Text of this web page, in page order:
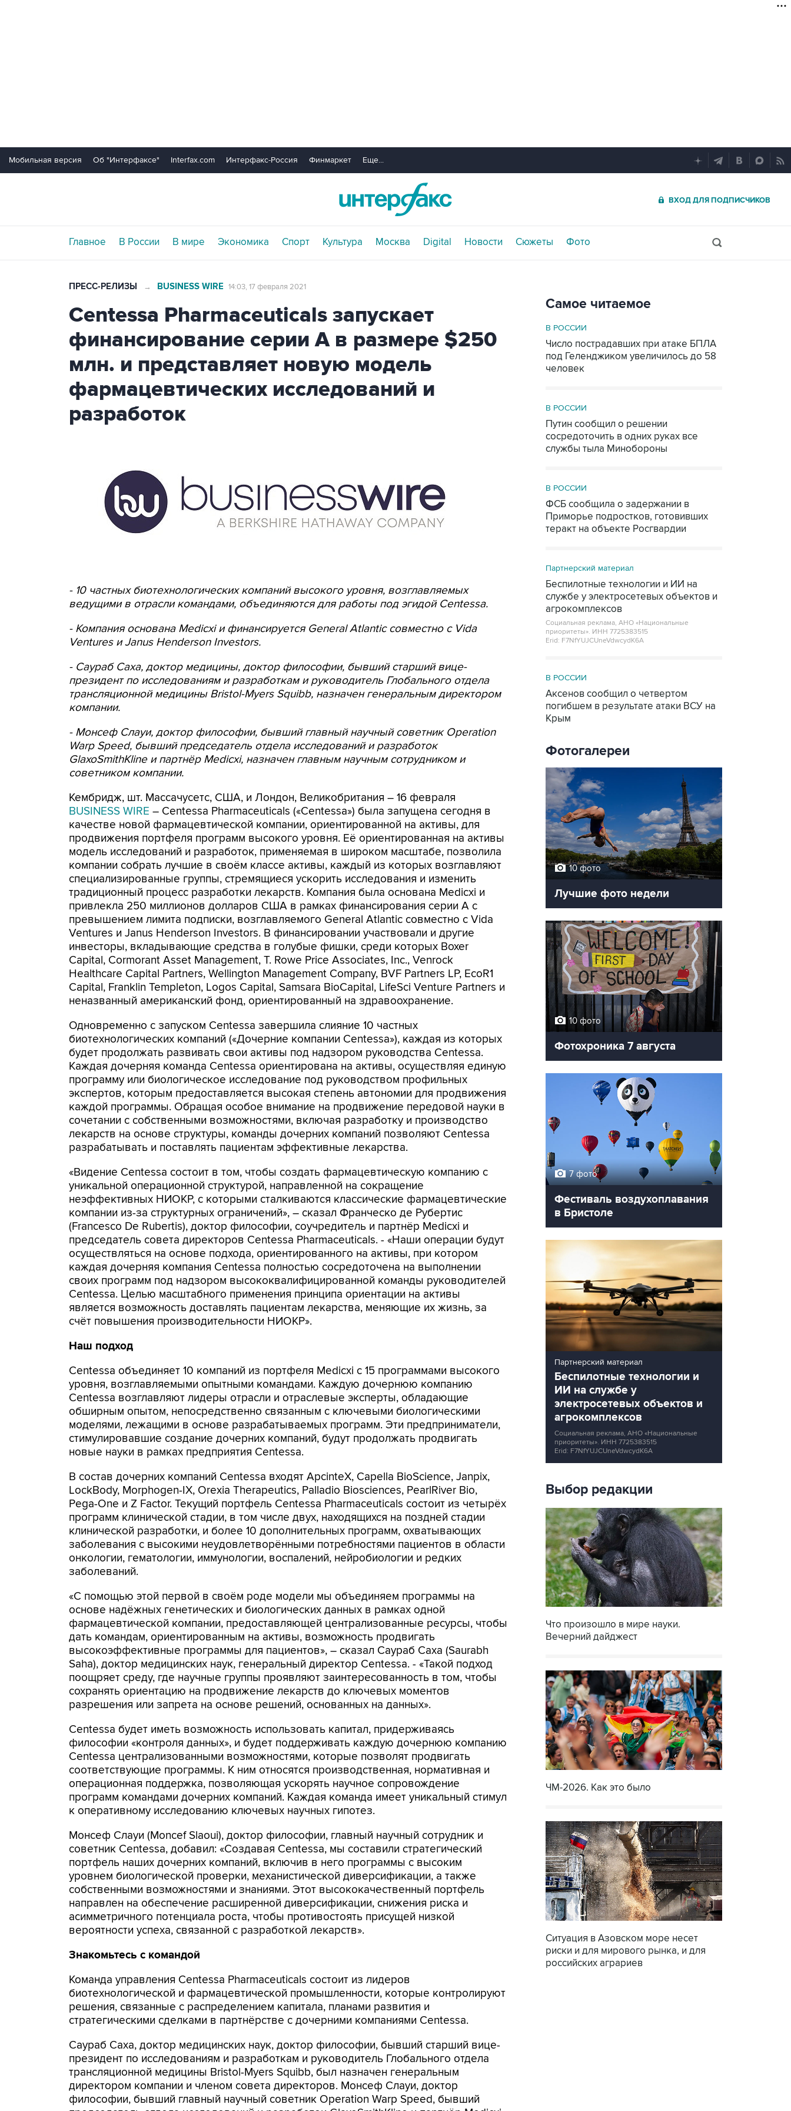
Мобильная версия Об "Интерфаксе" Interfax.com Интерфакс-Россия Финмаркет Еще...
ВХОД ДЛЯ ПОДПИСЧИКОВ
Главное В России В мире Экономика Спорт Культура Москва Digital Новости Сюжеты Фото
ПРЕСС-РЕЛИЗЫ → BUSINESS WIRE 14:03, 17 февраля 2021
Centessa Pharmaceuticals запускает
финансирование серии A в размере $250
млн. и представляет новую модель
фармацевтических исследований и
разработок
- 10 частных биотехнологических компаний высокого уровня, возглавляемых
ведущими в отрасли командами, объединяются для работы под эгидой Centessa.
- Компания основана Medicxi и финансируется General Atlantic совместно с Vida
Ventures и Janus Henderson Investors.
- Саураб Саха, доктор медицины, доктор философии, бывший старший вице-
президент по исследованиям и разработкам и руководитель Глобального отдела
трансляционной медицины Bristol-Myers Squibb, назначен генеральным директором
компании.
- Монсеф Слауи, доктор философии, бывший главный научный советник Operation
Warp Speed, бывший председатель отдела исследований и разработок
GlaxoSmithKline и партнёр Medicxi, назначен главным научным сотрудником и
советником компании.
Кембридж, шт. Массачусетс, США, и Лондон, Великобритания – 16 февраля
BUSINESS WIRE – Centessa Pharmaceuticals («Centessa») была запущена сегодня в
качестве новой фармацевтической компании, ориентированной на активы, для
продвижения портфеля программ высокого уровня. Её ориентированная на активы
модель исследований и разработок, применяемая в широком масштабе, позволила
компании собрать лучшие в своём классе активы, каждый из которых возглавляют
специализированные группы, стремящиеся ускорить исследования и изменить
традиционный процесс разработки лекарств. Компания была основана Medicxi и
привлекла 250 миллионов долларов США в рамках финансирования серии A с
превышением лимита подписки, возглавляемого General Atlantic совместно с Vida
Ventures и Janus Henderson Investors. В финансировании участвовали и другие
инвесторы, вкладывающие средства в голубые фишки, среди которых Boxer
Capital, Cormorant Asset Management, T. Rowe Price Associates, Inc., Venrock
Healthcare Capital Partners, Wellington Management Company, BVF Partners LP, EcoR1
Capital, Franklin Templeton, Logos Capital, Samsara BioCapital, LifeSci Venture Partners и
неназванный американский фонд, ориентированный на здравоохранение.
Одновременно с запуском Centessa завершила слияние 10 частных
биотехнологических компаний («Дочерние компании Centessa»), каждая из которых
будет продолжать развивать свои активы под надзором руководства Centessa.
Каждая дочерняя команда Centessa ориентирована на активы, осуществляя единую
программу или биологическое исследование под руководством профильных
экспертов, которым предоставляется высокая степень автономии для продвижения
каждой программы. Обращая особое внимание на продвижение передовой науки в
сочетании с собственными возможностями, включая разработку и производство
лекарств на основе структуры, команды дочерних компаний позволяют Centessa
разрабатывать и поставлять пациентам эффективные лекарства.
«Видение Centessa состоит в том, чтобы создать фармацевтическую компанию с
уникальной операционной структурой, направленной ​​на сокращение
неэффективных НИОКР, с которыми сталкиваются классические фармацевтические
компании из-за структурных ограничений», – сказал Франческо де Рубертис
(Francesco De Rubertis), доктор философии, соучредитель и партнёр Medicxi и
председатель совета директоров Centessa Pharmaceuticals. - «Наши операции будут
осуществляться на основе подхода, ориентированного на активы, при котором
каждая дочерняя компания Centessa полностью сосредоточена на выполнении
своих программ под надзором высококвалифицированной команды руководителей
Centessa. Целью масштабного применения принципа ориентации на активы
является возможность доставлять пациентам лекарства, меняющие их жизнь, за
счёт повышения производительности НИОКР».
Наш подход
Centessa объединяет 10 компаний из портфеля Medicxi с 15 программами высокого
уровня, возглавляемыми опытными командами. Каждую дочернюю компанию
Centessa возглавляют лидеры отрасли и отраслевые эксперты, обладающие
обширным опытом, непосредственно связанным с ключевыми биологическими
моделями, лежащими в основе разрабатываемых программ. Эти предприниматели,
стимулировавшие создание дочерних компаний, будут продолжать продвигать
новые науки в рамках предприятия Centessa.
В состав дочерних компаний Centessa входят ApcinteX, Capella BioScience, Janpix,
LockBody, Morphogen-IX, Orexia Therapeutics, Palladio Biosciences, PearlRiver Bio,
Pega-One и Z Factor. Текущий портфель Centessa Pharmaceuticals состоит из четырёх
программ клинической стадии, в том числе двух, находящихся на поздней стадии
клинической разработки, и более 10 дополнительных программ, охватывающих
заболевания с высокими неудовлетворёнными потребностями пациентов в области
онкологии, гематологии, иммунологии, воспалений, нейробиологии и редких
заболеваний.
«С помощью этой первой в своём роде модели мы объединяем программы на
основе надёжных генетических и биологических данных в ​​рамках одной
фармацевтической компании, предоставляющей централизованные ресурсы, чтобы
дать командам, ориентированным на активы, возможность продвигать
высокоэффективные программы для пациентов», – сказал Саураб Саха (Saurabh
Saha), доктор медицинских наук, генеральный директор Centessa. - «Такой подход
поощряет среду, где научные группы проявляют заинтересованность в том, чтобы
сохранять ориентацию на продвижение лекарств до ключевых моментов
разрешения или запрета на основе решений, основанных на данных».
Centessa будет иметь возможность использовать капитал, придерживаясь
философии «контроля данных», и будет поддерживать каждую дочернюю компанию
Centessa централизованными возможностями, которые позволят продвигать
соответствующие программы. К ним относятся производственная, нормативная и
операционная поддержка, позволяющая ускорять научное сопровождение
программ командами дочерних компаний. Каждая команда имеет уникальный стимул
к оперативному исследованию ключевых научных гипотез.
Монсеф Слауи (Moncef Slaoui), доктор философии, главный научный сотрудник и
советник Centessa, добавил: «Создавая Centessa, мы составили стратегический
портфель наших дочерних компаний, включив в него программы с высоким
уровнем биологической проверки, механистической диверсификации, а также
собственными возможностями и знаниями. Этот высококачественный портфель
направлен на обеспечение расширенной диверсификации, снижения риска и
асимметричного потенциала роста, чтобы противостоять присущей низкой
вероятности успеха, связанной с разработкой лекарств».
Знакомьтесь с командой
Команда управления Centessa Pharmaceuticals состоит из лидеров
биотехнологической и фармацевтической промышленности, которые контролируют
решения, связанные с распределением капитала, планами развития и
стратегическими сделками в партнёрстве с дочерними компаниями Centessa.
Саураб Саха, доктор медицинских наук, доктор философии, бывший старший вице-
президент по исследованиям и разработкам и руководитель Глобального отдела
трансляционной медицины Bristol-Myers Squibb, был назначен генеральным
директором компании и членом совета директоров. Монсеф Слауи, доктор
философии, бывший главный научный советник Operation Warp Speed, бывший
Самое читаемое
В РОССИИ
Число пострадавших при атаке БПЛА
под Геленджиком увеличилось до 58
человек
В РОССИИ
Путин сообщил о решении
сосредоточить в одних руках все
службы тыла Минобороны
В РОССИИ
ФСБ сообщила о задержании в
Приморье подростков, готовивших
теракт на объекте Росгвардии
Партнерский материал
Беспилотные технологии и ИИ на
службе у электросетевых объектов и
агрокомплексов
Социальная реклама, АНО «Национальные
приоритеты». ИНН 7725383515
Erid: F7NfYUJCUneVdwcydK6A
В РОССИИ
Аксенов сообщил о четвертом
погибшем в результате атаки ВСУ на
Крым
Фотогалереи
10 фото
Лучшие фото недели
10 фото
Фотохроника 7 августа
7 фото
Фестиваль воздухоплавания
в Бристоле
Партнерский материал
Беспилотные технологии и
ИИ на службе у
электросетевых объектов и
агрокомплексов
Социальная реклама, АНО «Национальные
приоритеты». ИНН 7725383515
Erid: F7NfYUJCUneVdwcydK6A
Выбор редакции
Что произошло в мире науки.
Вечерний дайджест
ЧМ-2026. Как это было
Ситуация в Азовском море несет
риски и для мирового рынка, и для
российских аграриев